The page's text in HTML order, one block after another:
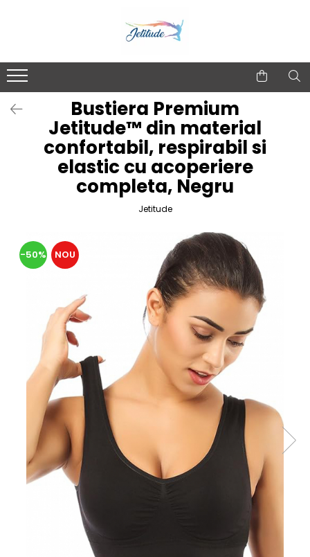
Bustiera Premium
Jetitude™ din material
confortabil, respirabil si
elastic cu acoperiere
completa, Negru
Jetitude
-50% NOU